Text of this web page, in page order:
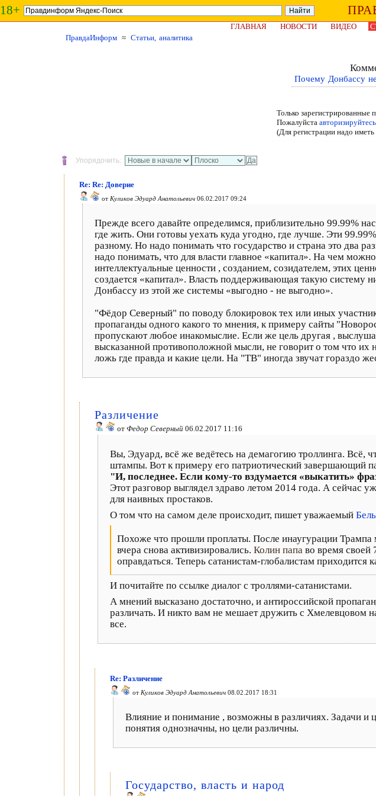
18+
ГЛАВНАЯ
НОВОСТИ ВИДЕО
ПравдаИнформ ≈ Статьи, аналитика
Почему Донбассу
Только зарегистрированные
Пожалуйста авторизируйтесь
(Для регистрации надо
Упорядочить:
Re: Re: Доверие
от Куликов Эдуард Анатольевич 06.02.2017 09:24
Прежде всего давайте определимся, приблизительно 99.99%
где жить. Они готовы уехать куда угодно, где лучше. Эти
разному. Но надо понимать что государство и страна это два
надо понимать, что для власти главное «капитал». На чем
интеллектуальные ценности , созданием, созидателем, этих
создается «капитал». Власть поддерживающая такую систему
Донбассу из этой же системы «выгодно - не выгодно».
"Фёдор Северный" по поводу блокировок тех или иных
пропаганды одного какого то мнения, к примеру сайты
пропускают любое инакомыслие. Если же цель другая ,
высказанной противоположной мысли, не говорит о том что
ложь где правда и какие цели. На "ТВ" иногда звучат гораздо
Различение
от Федор Северный 06.02.2017 11:16
Вы, Эдуард, всё же ведётесь на демагогию троллинга. Всё,
штампы. Вот к примеру его патриотический завершающий
"И, последнее. Если кому-то вздумается «выкатить»
Этот разговор выглядел здраво летом 2014 года. А сейчас
для наивных простаков.
О том что на самом деле происходит, пишет уважаемый
Похоже что прошли проплаты. После инаугурации
вчера снова активизировались. Колин папа во время своей
оправдаться. Теперь сатанистам-глобалистам приходится
И почитайте по ссылке диалог с троллями-сатанистами.
А мнений высказано достаточно, и антироссийской
различать. И никто вам не мешает дружить с Хмелевцовом
все.
Re: Различение
от Куликов Эдуард Анатольевич 08.02.2017 18:31
Влияние и понимание , возможны в различиях. Задачи и
понятия однозначны, но цели различны.
Государство, власть и народ